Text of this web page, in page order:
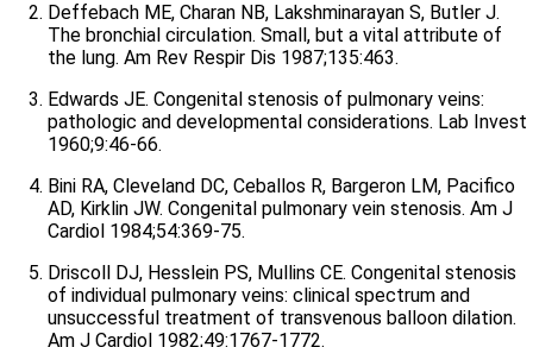
Deffebach ME, Charan NB, Lakshminarayan S, Butler J.
The bronchial circulation. Small, but a vital attribute of
the lung. Am Rev Respir Dis 1987;135:463.
Edwards JE. Congenital stenosis of pulmonary veins:
pathologic and developmental considerations. Lab Invest
1960;9:46-66.
Bini RA, Cleveland DC, Ceballos R, Bargeron LM, Pacifico
AD, Kirklin JW. Congenital pulmonary vein stenosis. Am J
Cardiol 1984;54:369-75.
Driscoll DJ, Hesslein PS, Mullins CE. Congenital stenosis
of individual pulmonary veins: clinical spectrum and
unsuccessful treatment of transvenous balloon dilation.
Am J Cardiol 1982;49:1767-1772.